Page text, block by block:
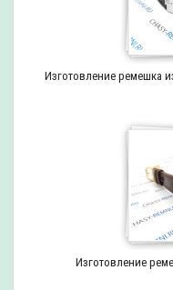
Изготовление ремешка
Изготовление